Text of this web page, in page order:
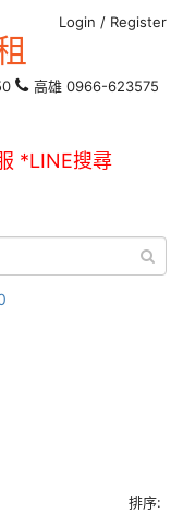
Login / Register
高雄 0966-623575
*LINE搜尋
排序: